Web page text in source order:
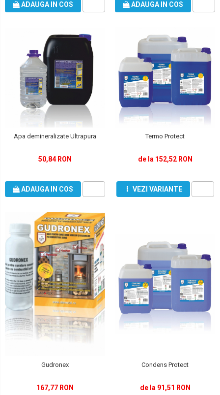
ADAUGA IN COS ADAUGA IN COS
Apa demineralizate Ultrapura
50,84 RON
ADAUGA IN COS
Termo Protect
de la 152,52 RON
VEZI VARIANTE
Gudronex
167,77 RON
Condens Protect
de la 91,51 RON